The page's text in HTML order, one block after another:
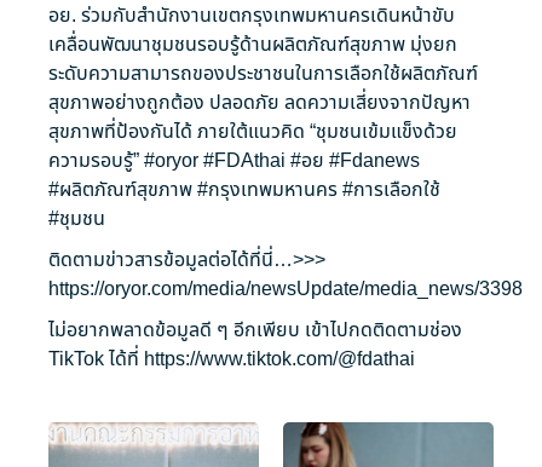
อย. ร่วมกับสำนักงานเขตกรุงเทพมหานครเดินหน้าขับ
เคลื่อนพัฒนาชุมชนรอบรู้ด้านผลิตภัณฑ์สุขภาพ มุ่งยก
ระดับความสามารถของประชาชนในการเลือกใช้ผลิตภัณฑ์
สุขภาพอย่างถูกต้อง ปลอดภัย ลดความเสี่ยงจากปัญหา
สุขภาพที่ป้องกันได้ ภายใต้แนวคิด “ชุมชนเข้มแข็งด้วย
ความรอบรู้”#oryor#FDAthai #อย #Fdanews
#ผลิตภัณฑ์สุขภาพ#กรุงเทพมหานคร#การเลือกใช้
#ชุมชน
ติดตามข่าวสารข้อมูลต่อได้ที่นี่…>>>
https://oryor.com/media/newsUpdate/media_news/3398
ไม่อยากพลาดข้อมูลดี ๆ อีกเพียบ เข้าไปกดติดตามช่อง
TikTok ได้ที่ https://www.tiktok.com/@fdathai